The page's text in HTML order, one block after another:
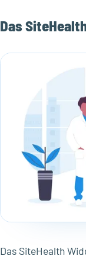
Das
Das SiteHealth